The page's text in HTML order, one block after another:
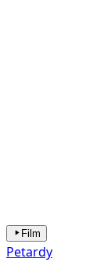
Film
Petardy